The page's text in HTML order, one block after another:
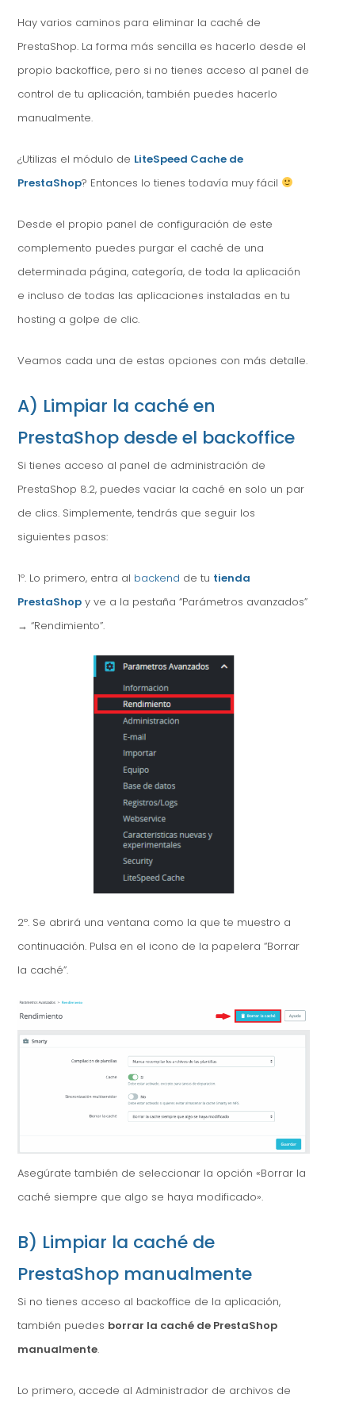
Hay varios caminos para eliminar la caché de
PrestaShop. La forma más sencilla es hacerlo desde el
propio backoffice, pero si no tienes acceso al panel de
control de tu aplicación, también puedes hacerlo
manualmente.
¿Utilizas el módulo de LiteSpeed Cache de
PrestaShop? Entonces lo tienes todavía muy fácil
Desde el propio panel de configuración de este
complemento puedes purgar el caché de una
determinada página, categoría, de toda la aplicación
e incluso de todas las aplicaciones instaladas en tu
hosting a golpe de clic.
Veamos cada una de estas opciones con más detalle.
A) Limpiar la caché en
PrestaShop desde el backoffice
Si tienes acceso al panel de administración de
PrestaShop 8.2, puedes vaciar la caché en solo un par
de clics. Simplemente, tendrás que seguir los
siguientes pasos:
1º. Lo primero, entra al backend de tu tienda
PrestaShop y ve a la pestaña “Parámetros avanzados”
→ “Rendimiento”.
2º. Se abrirá una ventana como la que te muestro a
continuación. Pulsa en el icono de la papelera “Borrar
la caché”.
Asegúrate también de seleccionar la opción «Borrar la
caché siempre que algo se haya modificado».
B) Limpiar la caché de
PrestaShop manualmente
Si no tienes acceso al backoffice de la aplicación,
también puedes borrar la caché de PrestaShop
manualmente.
Lo primero, accede al Administrador de archivos de